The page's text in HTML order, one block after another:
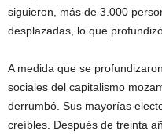
siguieron, más de 3.000
desplazadas, lo que
A medida que se
sociales del capitalismo
derrumbó. Sus mayorías
creíbles. Después de treinta